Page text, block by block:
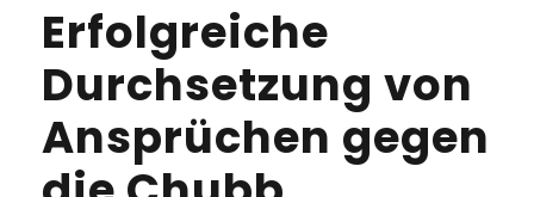
Erfolgreiche
Durchsetzung von
Ansprüchen gegen